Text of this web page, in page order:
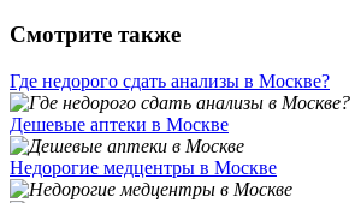
Смотрите также
Где недорого сдать анализы в Москве?
Дешевые аптеки в Москве
Недорогие медцентры в Москве